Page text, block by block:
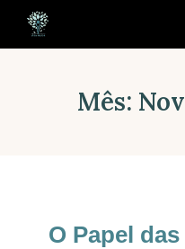
Mês:
O Papel